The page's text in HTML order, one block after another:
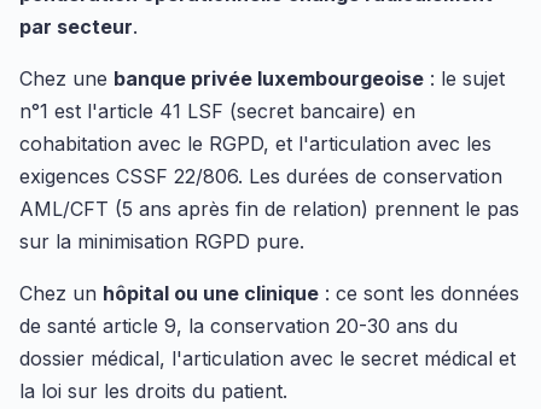
par secteur.
Chez une banque privée luxembourgeoise : le sujet
n°1 est l'article 41 LSF (secret bancaire) en
cohabitation avec le RGPD, et l'articulation avec les
exigences CSSF 22/806. Les durées de conservation
AML/CFT (5 ans après fin de relation) prennent le pas
sur la minimisation RGPD pure.
Chez un hôpital ou une clinique : ce sont les données
de santé article 9, la conservation 20-30 ans du
dossier médical, l'articulation avec le secret médical et
la loi sur les droits du patient.